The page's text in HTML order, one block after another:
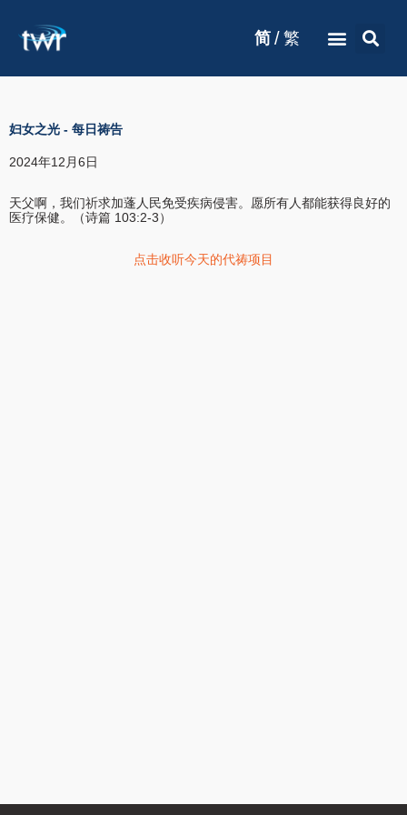
简 / 繁
妇女之光 - 每日祷告
2024年12月6日
天父啊，我们祈求加蓬人民免受疾病侵害。愿所有人都能获得良好的
医疗保健。（诗篇 103:2-3）
点击收听今天的代祷项目